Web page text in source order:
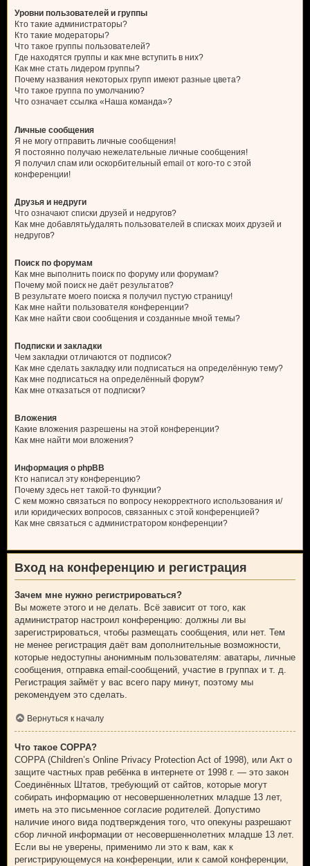
Уровни пользователей и группы
Кто такие администраторы?
Кто такие модераторы?
Что такое группы пользователей?
Где находятся группы и как мне вступить в них?
Как мне стать лидером группы?
Почему названия некоторых групп имеют разные цвета?
Что такое группа по умолчанию?
Что означает ссылка «Наша команда»?
Личные сообщения
Я не могу отправить личные сообщения!
Я постоянно получаю нежелательные личные сообщения!
Я получил спам или оскорбительный email от кого-то с этой
конференции!
Друзья и недруги
Что означают списки друзей и недругов?
Как мне добавлять/удалять пользователей в списках моих друзей и
недругов?
Поиск по форумам
Как мне выполнить поиск по форуму или форумам?
Почему мой поиск не даёт результатов?
В результате моего поиска я получил пустую страницу!
Как мне найти пользователя конференции?
Как мне найти свои сообщения и созданные мной темы?
Подписки и закладки
Чем закладки отличаются от подписок?
Как мне сделать закладку или подписаться на определённую тему?
Как мне подписаться на определённый форум?
Как мне отказаться от подписки?
Вложения
Какие вложения разрешены на этой конференции?
Как мне найти мои вложения?
Информация о phpBB
Кто написал эту конференцию?
Почему здесь нет такой-то функции?
С кем можно связаться по вопросу некорректного использования и/
или юридических вопросов, связанных с этой конференцией?
Как мне связаться с администратором конференции?
Вход на конференцию и регистрация
Зачем мне нужно регистрироваться?
Вы можете этого и не делать. Всё зависит от того, как
администратор настроил конференцию: должны ли вы
зарегистрироваться, чтобы размещать сообщения, или нет. Тем
не менее регистрация даёт вам дополнительные возможности,
которые недоступны анонимным пользователям: аватары, личные
сообщения, отправка email-сообщений, участие в группах и т. д.
Регистрация займёт у вас всего пару минут, поэтому мы
рекомендуем это сделать.
Вернуться к началу
Что такое COPPA?
COPPA (Children’s Online Privacy Protection Act of 1998), или Акт о
защите частных прав ребёнка в интернете от 1998 г. — это закон
Соединённых Штатов, требующий от сайтов, которые могут
собирать информацию от несовершеннолетних младше 13 лет,
иметь на это письменное согласие родителей. Допустимо
наличие иного вида подтверждения того, что опекуны разрешают
сбор личной информации от несовершеннолетних младше 13 лет.
Если вы не уверены, применимо ли это к вам, как к
регистрирующемуся на конференции, или к самой конференции,